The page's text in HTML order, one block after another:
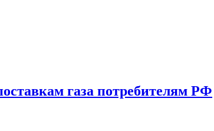
газа потребителям РФ